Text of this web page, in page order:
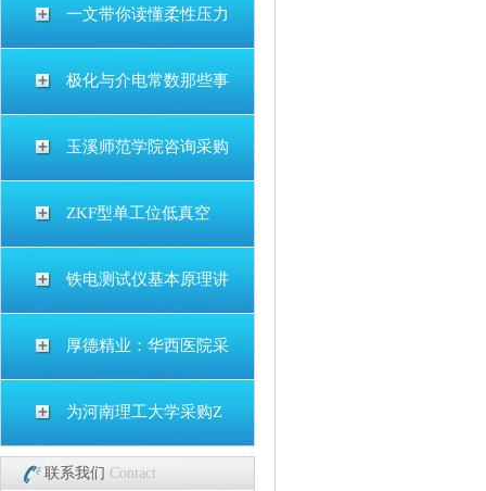
一文带你读懂柔性压力
极化与介电常数那些事
玉溪师范学院咨询采购
ZKF型单工位低真空
铁电测试仪基本原理讲
厚德精业：华西医院采
为河南理工大学采购Z
联系我们 Contact